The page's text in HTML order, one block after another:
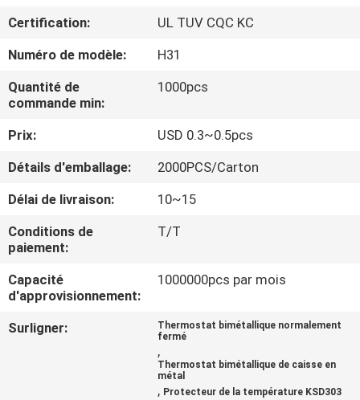
A
PROPOS
DE
VISITE
D'USINE
CONTRÔLE
DE
LA
QUALITÉ
Certification:
UL TUV CQC KC
Numéro de modèle:
H31
Quantité de
commande min:
1000pcs
Prix:
USD 0.3~0.5pcs
Détails d'emballage:
2000PCS/Carton
Délai de livraison:
10~15
Conditions de
paiement:
T/T
Capacité
d'approvisionnement:
1000000pcs par mois
Surligner:
Thermostat bimétallique normalement
fermé
,
Thermostat bimétallique de caisse en
métal
, Protecteur de la température KSD303